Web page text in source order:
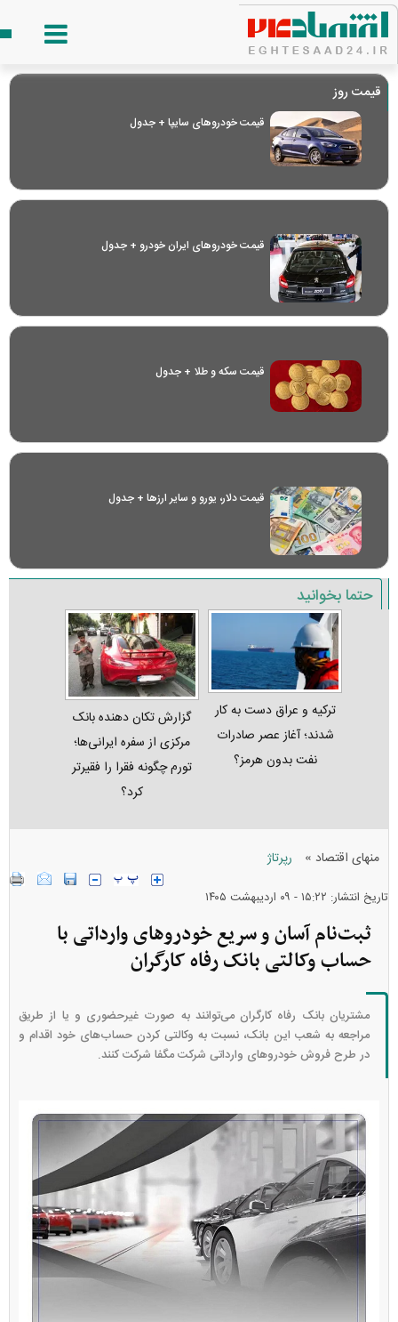
قیمت روز
قیمت خودرو‌های سایپا + جدول
قیمت خودرو‌های ایران خودرو + جدول
قیمت سکه و طلا + جدول
قیمت دلار، یورو و سایر ارز‌ها + جدول
حتما بخوانید
ترکیه و عراق دست به کار
شدند؛ آغاز عصر صادرات
نفت بدون هرمز؟
گزارش تکان‌ دهنده بانک
مرکزی از سفره ایرانی‌ها؛
تورم چگونه فقرا را فقیرتر
کرد؟
منهای اقتصاد » رپرتاژ
تاریخ انتشار: ۱۵:۲۲ - ۰۹ ارديبهشت ۱۴۰۵
ثبت‌نام آسان و سریع خودرو‌های وارداتی با
حساب وکالتی بانک رفاه کارگران
مشتریان بانک رفاه کارگران می‌توانند به صورت غیرحضوری و یا از طریق
مراجعه به شعب این بانک، نسبت به وکالتی کردن حساب‌های خود اقدام و
در طرح فروش خودرو‌های وارداتی شرکت مگفا شرکت کنند.